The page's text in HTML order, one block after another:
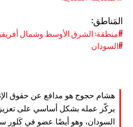
المَناطق:
#منطقة: الشرق الأوسط وشمال
#السودان
هشام حجوج هو مدافع عن حقوق
يركّز عمله بشكل أساسي على
السودان، وهو أيضًا عضو في كَلور